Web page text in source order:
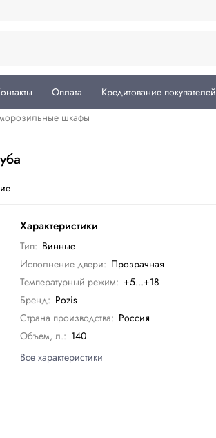
Оплата Кредитование покупателей
шкафы
Характеристики
Тип: Винные
Исполнение двери: Прозрачная
Температурный режим: +5...+18
Бренд: Pozis
Страна производства: Россия
Объем, л.: 140
Все характеристики